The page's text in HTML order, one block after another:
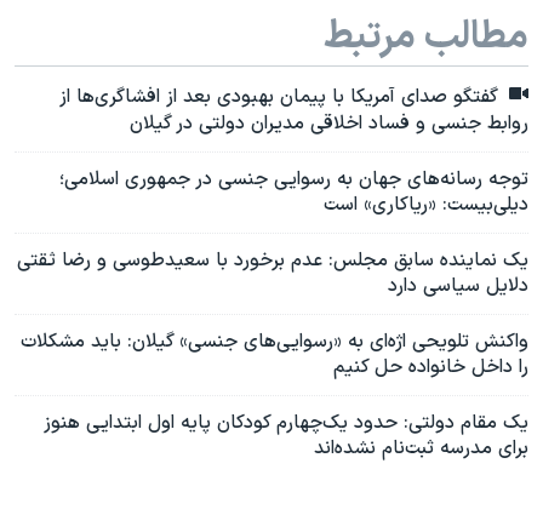
مطالب مرتبط
گفتگو صدای آمریکا با پیمان بهبودی بعد از افشاگری‌ها از
روابط جنسی و فساد اخلاقی مدیران دولتی در گیلان
توجه رسانه‌های جهان به رسوایی جنسی در جمهوری اسلامی؛
دیلی‌بیست: «ریاکاری» است
یک نماینده سابق مجلس: عدم برخورد با سعیدطوسی و رضا ثقتی
دلایل سیاسی دارد
واکنش تلویحی اژه‌ای به «رسوایی‌های جنسی» گیلان: باید مشکلات
را داخل خانواده حل کنیم
یک مقام دولتی: حدود یک‌چهارم کودکان پایه اول ابتدایی هنوز
برای مدرسه ثبت‌نام نشده‌اند